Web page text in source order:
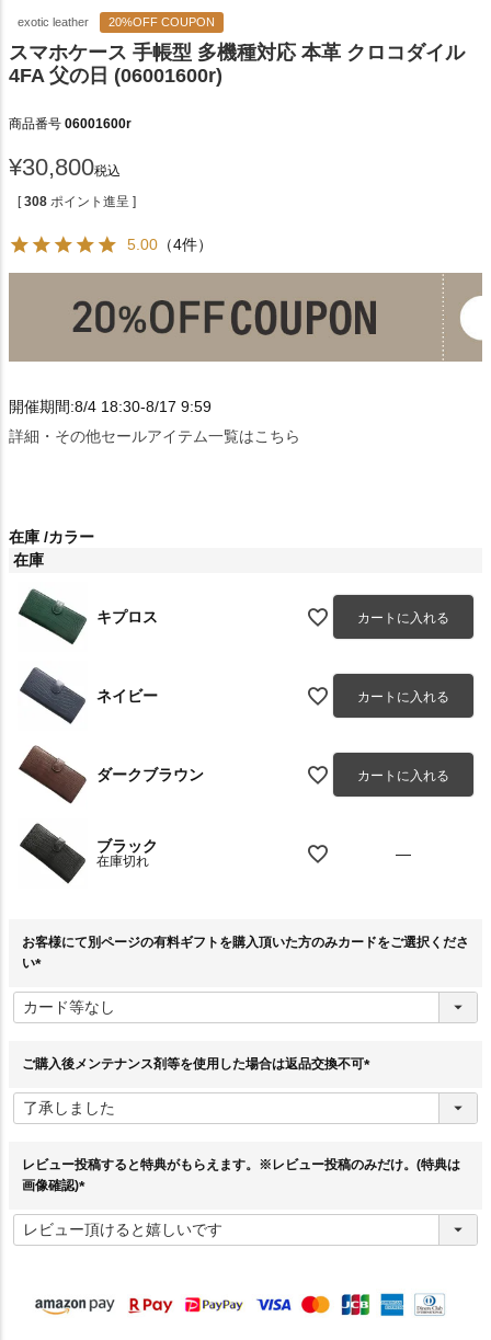
exotic leather 20%OFF COUPON
スマホケース 手帳型 多機種対応 本革 クロコダイル
4FA 父の日 (06001600r)
商品番号 06001600r
¥30,800税込
[ 308 ポイント進呈 ]
5.00 （4件）
開催期間:8/4 18:30-8/17 9:59
詳細・その他セールアイテム一覧はこちら
在庫 カラー
在庫
キプロス カートに入れる
ネイビー カートに入れる
ダークブラウン カートに入れる
ブラック
在庫切れ —
お客様にて別ページの有料ギフトを購入頂いた方のみカードをご選択くださ
い
必
須
ご購入後メンテナンス剤等を使用した場合は返品交換不可
須
レビュー投稿すると特典がもらえます。※レビュー投稿のみだけ。(特典は
画像確認)
必
須